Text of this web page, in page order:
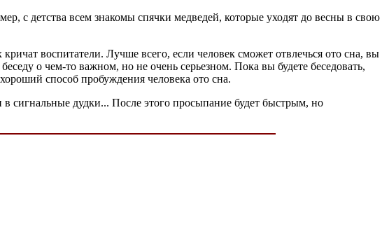
с детства всем знакомы спячки медведей, которые уходят до весны в свою
воспитатели. Лучше всего, если человек сможет отвлечься ото сна, вы
о чем-то важном, но не очень серьезном. Пока вы будете беседовать,
способ пробуждения человека ото сна.
сигнальные дудки... После этого просыпание будет быстрым, но